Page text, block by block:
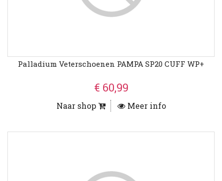
Palladium Veterschoenen PAMPA SP20 CUFF WP+
€ 60,99
Naar shop Meer info